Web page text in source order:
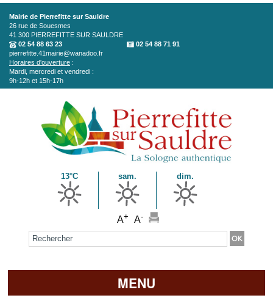
Aller au contenu principal
Mairie de Pierrefitte sur Sauldre
26 rue de Souesmes
41 300 PIERREFITTE SUR SAULDRE
02 54 88 63 23
02 54 88 71 91
pierrefitte.41mairie@wanadoo.fr
Horaires d'ouverture :
Mardi, mercredi et vendredi :
9h-12h et 15h-17h
13°C sam. dim.
A+ A-
Formulaire de recherche
MENU